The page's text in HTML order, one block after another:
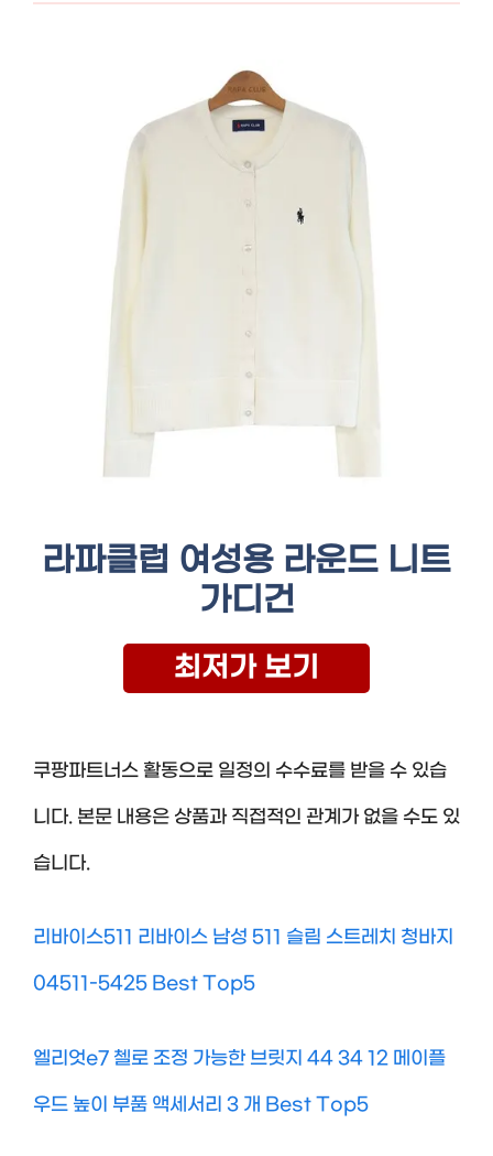
라파클럽 여성용 라운드 니트
가디건
최저가 보기
쿠팡파트너스 활동으로 일정의 수수료를 받을 수 있습
니다. 본문 내용은 상품과 직접적인 관계가 없을 수도 있
습니다.
리바이스511 리바이스 남성 511 슬림 스트레치 청바지
04511-5425 Best Top5
엘리엇e7 첼로 조정 가능한 브릿지 44 34 12 메이플
우드 높이 부품 액세서리 3 개 Best Top5